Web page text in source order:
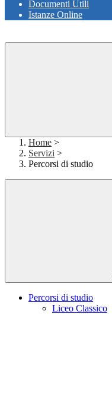
Documenti Utili
Istanze Online
Home >
Servizi >
Percorsi di studio
Percorsi di studio
Liceo Classico